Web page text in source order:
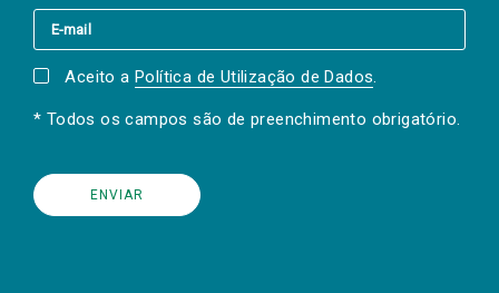
Aceito a Política de Utilização de Dados.
* Todos os campos são de preenchimento obrigatório.